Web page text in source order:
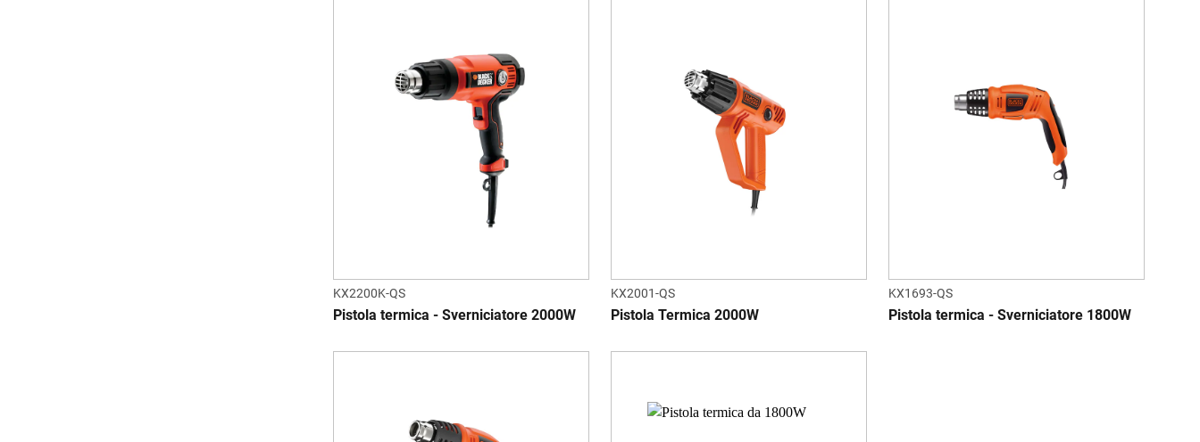
KX2200K-QS
Pistola termica - Sverniciatore 2000W
KX2001-QS
Pistola Termica 2000W
KX1693-QS
Pistola termica - Sverniciatore 1800W